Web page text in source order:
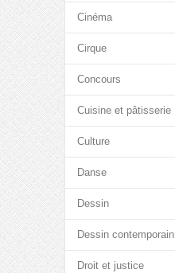
Cinéma
Cirque
Concours
Cuisine et pâtisserie
Culture
Danse
Dessin
Dessin contemporain
Droit et justice